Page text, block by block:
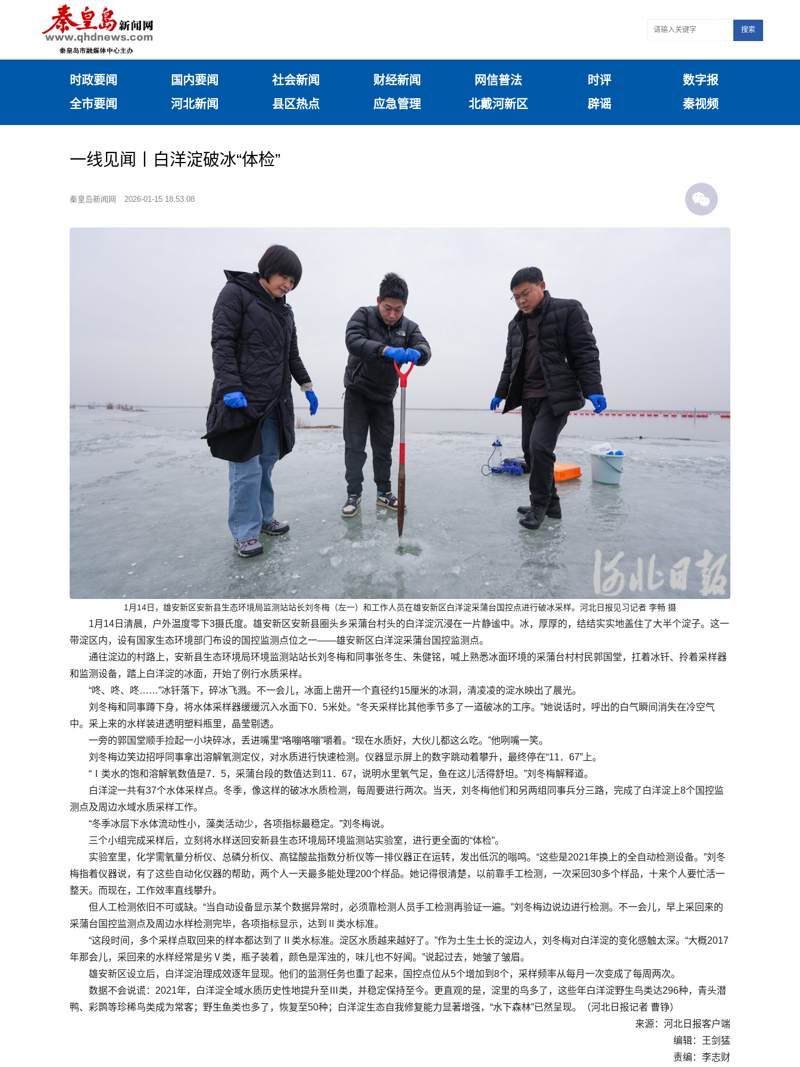
搜索
时政要闻 国内要闻 社会新闻 财经新闻 网信普法 时评
数字报
全市要闻
河北新闻 县区热点 应急管理 北戴河新区 辟谣 秦视频
一线见闻丨白洋淀破冰“体检”
秦皇岛新闻网 2026-01-15 18:53:08
1月14日，雄安新区安新县生态环境局监测站站长刘冬梅（左一）和工作人员在雄安新区白洋淀采蒲台国控点进行破冰采样。河北日报见习记者 李畅 摄
1月14日清晨，户外温度零下3摄氏度。雄安新区安新县圈头乡采蒲台村头的白洋淀沉浸在一片静谧中。冰，厚厚的，结结实实地盖住了大半个淀子。这一
带淀区内，设有国家生态环境部门布设的国控监测点位之一——雄安新区白洋淀采蒲台国控监测点。
通往淀边的村路上，安新县生态环境局环境监测站站长刘冬梅和同事张冬生、朱健铭，喊上熟悉冰面环境的采蒲台村村民郭国堂，扛着冰钎、拎着采样器
和监测设备，踏上白洋淀的冰面，开始了例行水质采样。
“咚、咚、咚……”冰钎落下，碎冰飞溅。不一会儿，冰面上凿开一个直径约15厘米的冰洞，清凌凌的淀水映出了晨光。
刘冬梅和同事蹲下身，将水体采样器缓缓沉入水面下0．5米处。“冬天采样比其他季节多了一道破冰的工序。”她说话时，呼出的白气瞬间消失在冷空气
中。采上来的水样装进透明塑料瓶里，晶莹剔透。
一旁的郭国堂顺手捡起一小块碎冰，丢进嘴里“咯嘣咯嘣”嚼着。“现在水质好，大伙儿都这么吃。”他咧嘴一笑。
刘冬梅边笑边招呼同事拿出溶解氧测定仪，对水质进行快速检测。仪器显示屏上的数字跳动着攀升，最终停在“11．67”上。
“Ⅰ类水的饱和溶解氧数值是7．5，采蒲台段的数值达到11．67，说明水里氧气足，鱼在这儿活得舒坦。”刘冬梅解释道。
白洋淀一共有37个水体采样点。冬季，像这样的破冰水质检测，每周要进行两次。当天，刘冬梅他们和另两组同事兵分三路，完成了白洋淀上8个国控监
测点及周边水域水质采样工作。
“冬季冰层下水体流动性小，藻类活动少，各项指标最稳定。”刘冬梅说。
三个小组完成采样后，立刻将水样送回安新县生态环境局环境监测站实验室，进行更全面的“体检”。
实验室里，化学需氧量分析仪、总磷分析仪、高锰酸盐指数分析仪等一排仪器正在运转，发出低沉的嗡鸣。“这些是2021年换上的全自动检测设备。”刘冬
梅指着仪器说，有了这些自动化仪器的帮助，两个人一天最多能处理200个样品。她记得很清楚，以前靠手工检测，一次采回30多个样品，十来个人要忙活一
整天。而现在，工作效率直线攀升。
但人工检测依旧不可或缺。“当自动设备显示某个数据异常时，必须靠检测人员手工检测再验证一遍。”刘冬梅边说边进行检测。不一会儿，早上采回来的
采蒲台国控监测点及周边水样检测完毕，各项指标显示，达到Ⅱ类水标准。
“这段时间，多个采样点取回来的样本都达到了Ⅱ类水标准。淀区水质越来越好了。”作为土生土长的淀边人，刘冬梅对白洋淀的变化感触太深。“大概2017
年那会儿，采回来的水样经常是劣Ⅴ类，瓶子装着，颜色是浑浊的，味儿也不好闻。”说起过去，她皱了皱眉。
雄安新区设立后，白洋淀治理成效逐年显现。他们的监测任务也重了起来，国控点位从5个增加到8个，采样频率从每月一次变成了每周两次。
数据不会说谎：2021年，白洋淀全域水质历史性地提升至Ⅲ类，并稳定保持至今。更直观的是，淀里的鸟多了，这些年白洋淀野生鸟类达296种，青头潜
鸭、彩鹮等珍稀鸟类成为常客；野生鱼类也多了，恢复至50种；白洋淀生态自我修复能力显著增强，“水下森林”已然呈现。（河北日报记者 曹铮）
来源：河北日报客户端
编辑：王剑猛
责编：李志财